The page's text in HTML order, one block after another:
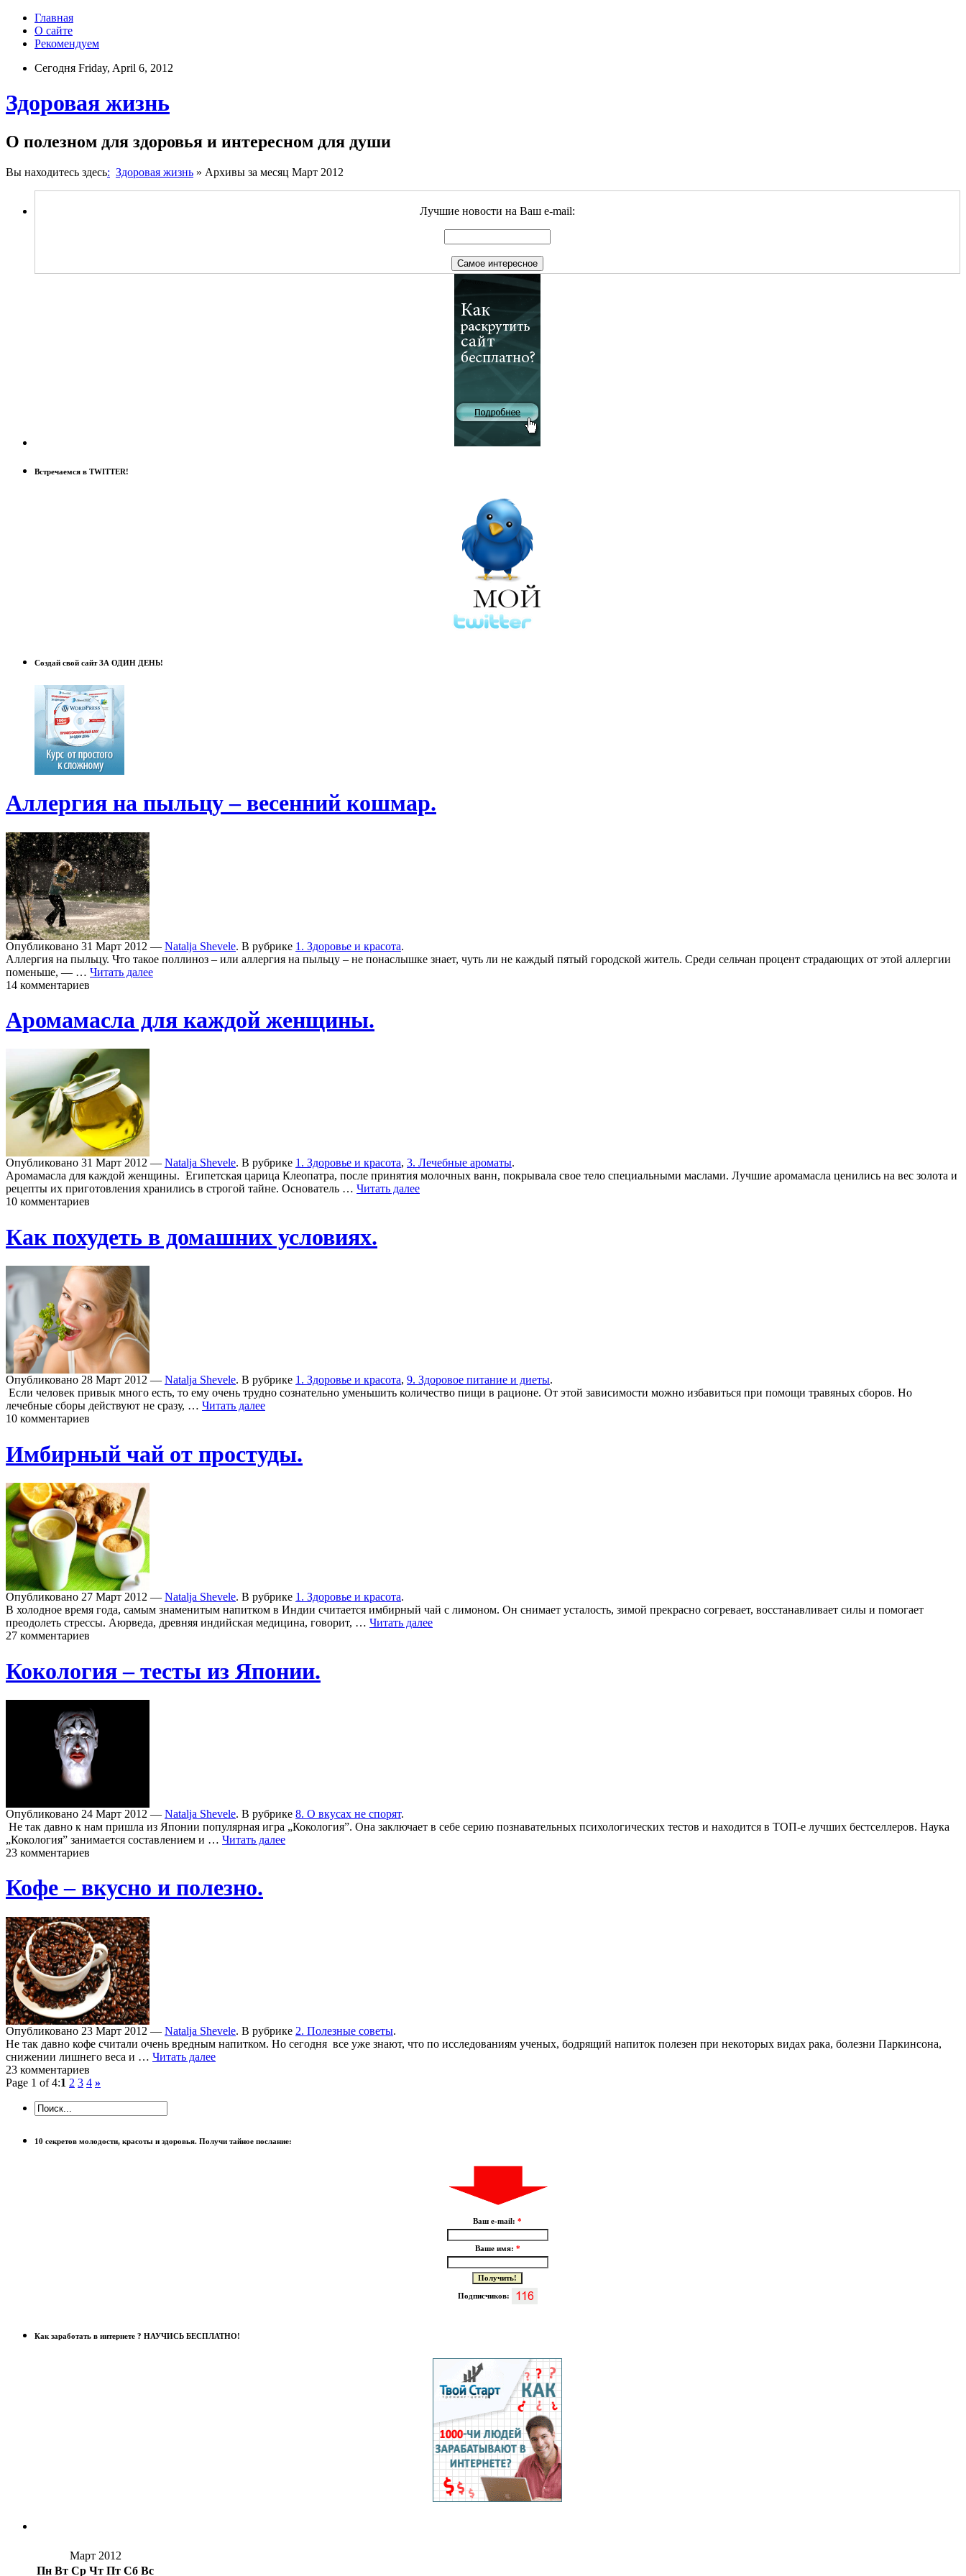
Главная
О сайте
Рекомендуем
Сегодня Friday, April 6, 2012
Здоровая жизнь
О полезном для здоровья и интересном для души
Вы находитесь здесь: Здоровая жизнь » Архивы за месяц Март 2012
Лучшие новости на Ваш e-mail:
Встречаемся в TWITTER!
Создай свой сайт ЗА ОДИН ДЕНЬ!
Аллергия на пыльцу – весенний кошмар.
Опубликовано 31 Март 2012 — Natalja Shevele. В рубрике 1. Здоровье и красота.
Аллергия на пыльцу. Что такое поллиноз – или аллергия на пыльцу – не понаслышке знает, чуть ли не каждый пятый городской житель. Среди сельчан процент страдающих от этой аллергии
поменьше, — … Читать далее
14 комментариев
Аромамасла для каждой женщины.
Опубликовано 31 Март 2012 — Natalja Shevele. В рубрике 1. Здоровье и красота, 3. Лечебные ароматы.
Аромамасла для каждой женщины. Египетская царица Клеопатра, после принятия молочных ванн, покрывала свое тело специальными маслами. Лучшие аромамасла ценились на вес золота и
рецепты их приготовления хранились в строгой тайне. Основатель … Читать далее
10 комментариев
Как похудеть в домашних условиях.
Опубликовано 28 Март 2012 — Natalja Shevele. В рубрике 1. Здоровье и красота, 9. Здоровое питание и диеты.
Если человек привык много есть, то ему очень трудно сознательно уменьшить количество пищи в рационе. От этой зависимости можно избавиться при помощи травяных сборов. Но
лечебные сборы действуют не сразу, … Читать далее
10 комментариев
Имбирный чай от простуды.
Опубликовано 27 Март 2012 — Natalja Shevele. В рубрике 1. Здоровье и красота.
В холодное время года, самым знаменитым напитком в Индии считается имбирный чай с лимоном. Он снимает усталость, зимой прекрасно согревает, восстанавливает силы и помогает
преодолеть стрессы. Аюрведа, древняя индийская медицина, говорит, … Читать далее
27 комментариев
Кокология – тесты из Японии.
Опубликовано 24 Март 2012 — Natalja Shevele. В рубрике 8. О вкусах не спорят.
Не так давно к нам пришла из Японии популярная игра „Кокология”. Она заключает в себе серию познавательных психологических тестов и находится в ТОП-е лучших бестселлеров. Наука
„Кокология” занимается составлением и … Читать далее
23 комментариев
Кофе – вкусно и полезно.
Опубликовано 23 Март 2012 — Natalja Shevele. В рубрике 2. Полезные советы.
Не так давно кофе считали очень вредным напитком. Но сегодня все уже знают, что по исследованиям ученых, бодрящий напиток полезен при некоторых видах рака, болезни Паркинсона,
снижении лишнего веса и … Читать далее
23 комментариев
Page 1 of 4:1 2 3 4 »
10 секретов молодости, красоты и здоровья. Получи тайное послание:
Ваш e-mail: *
Ваше имя: *
Подписчиков:
Как заработать в интернете ? НАУЧИСЬ БЕСПЛАТНО!
Март 2012
Пн Вт Ср Чт Пт Сб Вс